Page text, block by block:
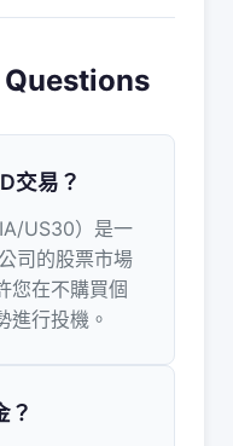
交易？
US30）是一
司的股票市場
您在不購買個
進行投機。
？